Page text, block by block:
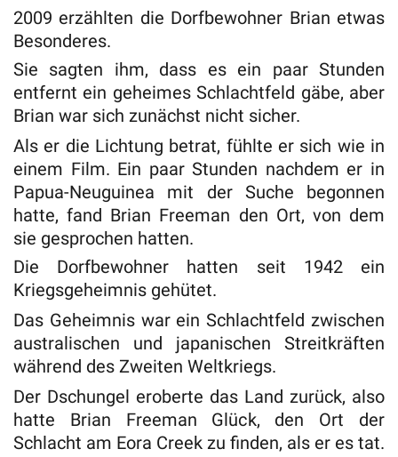
2009 erzählten die Dorfbewohner Brian etwas
Besonderes.
Sie sagten ihm, dass es ein paar Stunden
entfernt ein geheimes Schlachtfeld gäbe, aber
Brian war sich zunächst nicht sicher.
Als er die Lichtung betrat, fühlte er sich wie in
einem Film. Ein paar Stunden nachdem er in
Papua-Neuguinea mit der Suche begonnen
hatte, fand Brian Freeman den Ort, von dem
sie gesprochen hatten.
Die Dorfbewohner hatten seit 1942 ein
Kriegsgeheimnis gehütet.
Das Geheimnis war ein Schlachtfeld zwischen
australischen und japanischen Streitkräften
während des Zweiten Weltkriegs.
Der Dschungel eroberte das Land zurück, also
hatte Brian Freeman Glück, den Ort der
Schlacht am Eora Creek zu finden, als er es tat.